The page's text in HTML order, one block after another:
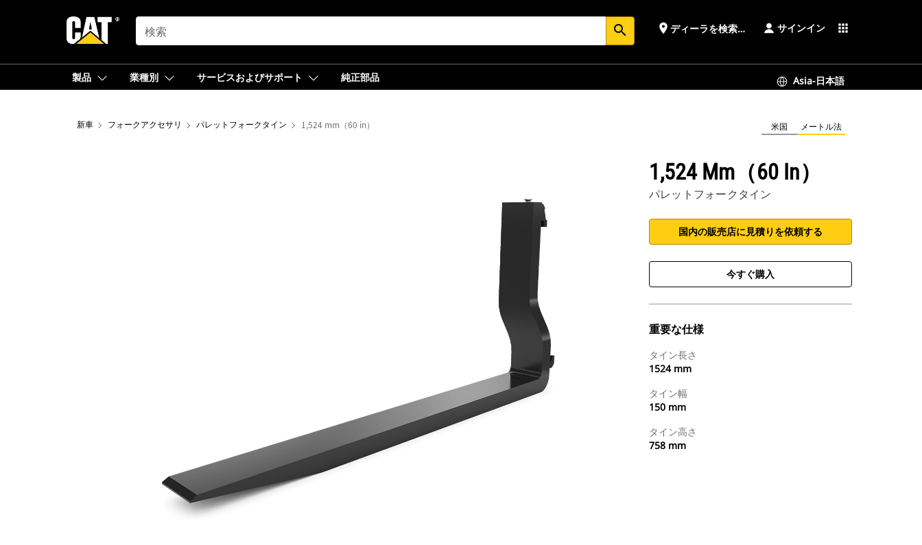
SEARCH search place ディーラを検索する サインイン apps
製品 業種別 サービスおよびサポート 純正部品 Asia-日本語
新車 フォークアクセサリ パレットフォークタイン 1,524 mm（60 in） 米国 メートル法
1,524 Mm（60 In）
パレットフォークタイン
国内の販売店に見積りを依頼する
今すぐ購入
重要な仕様
タイン長さ
1524 mm
タイン幅
150 mm
タイン高さ
758 mm